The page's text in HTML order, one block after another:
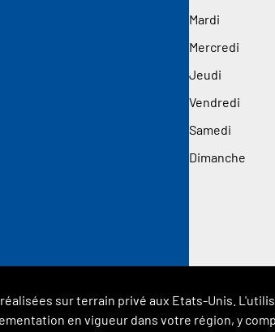
Mardi
Mercredi
Jeudi
Vendredi
Samedi
Dimanche
sur terrain privé aux Etats-Unis.
en vigueur dans votre région, y